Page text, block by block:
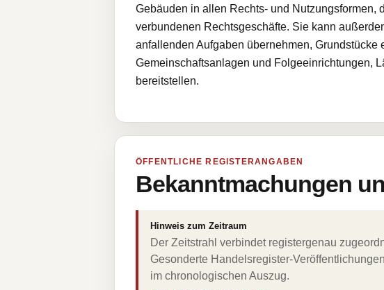
Gebäuden in allen Rechts- und
verbundenen Rechtsgeschäfte. Sie kann
anfallenden Aufgaben übernehmen,
Gemeinschaftsanlagen und Folgeeinrichtungen,
bereitstellen.
ÖFFENTLICHE REGISTERANGABEN
Bekanntmachungen
Hinweis zum Zeitraum
Der Zeitstrahl verbindet registergenau
Gesonderte Handelsregister-
im chronologischen Auszug.